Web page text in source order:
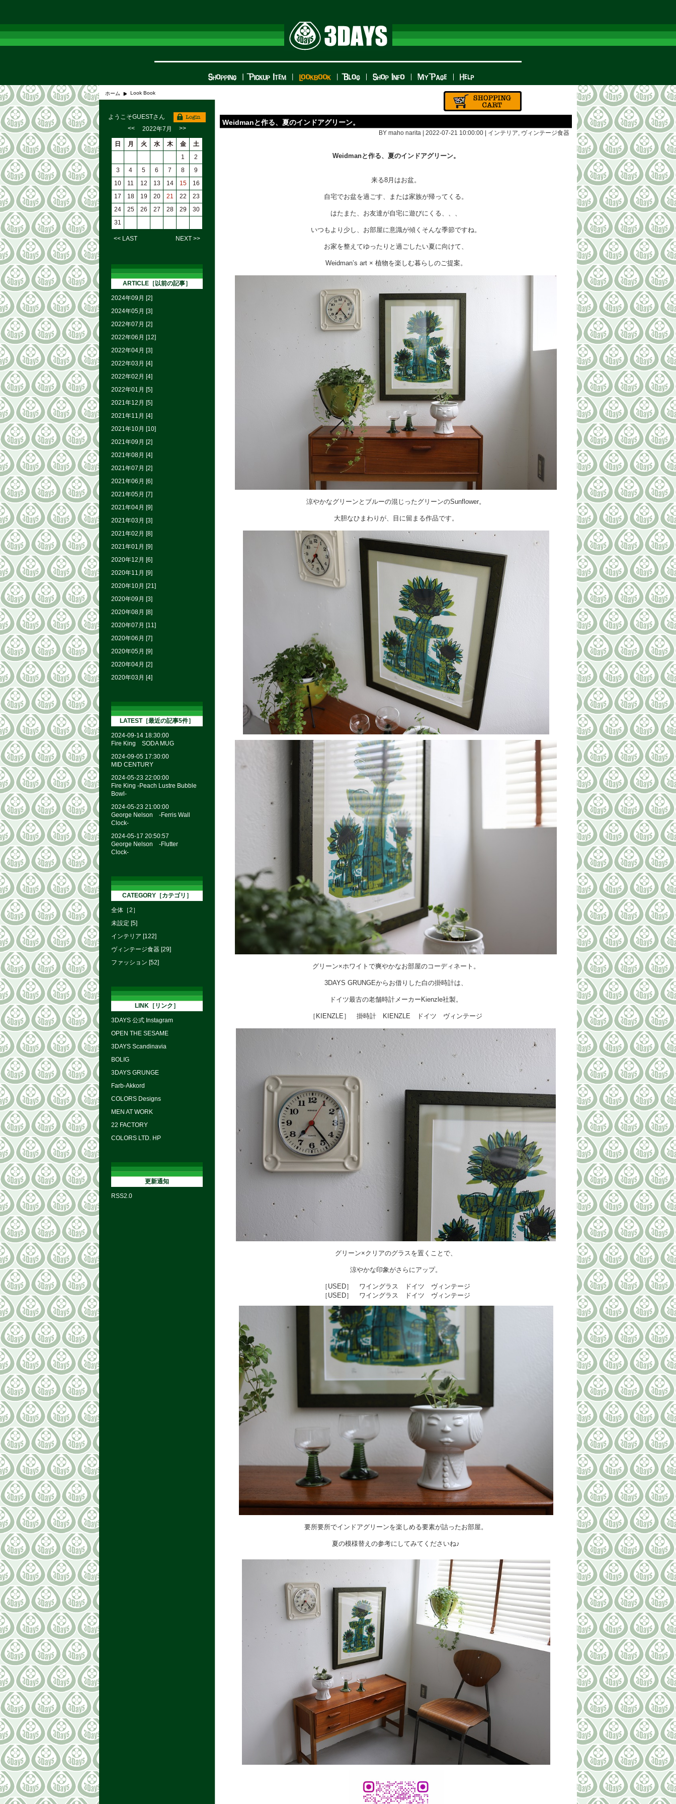
ホーム Look Book
Weidmanと作る、夏のインドアグリーン。
BY maho narita | 2022-07-21 10:00:00 | インテリア, ヴィンテージ食器
Weidmanと作る、夏のインドアグリーン。
来る8月はお盆。
自宅でお盆を過ごす、または家族が帰ってくる。
はたまた、お友達が自宅に遊びにくる、、、
いつもより少し、お部屋に意識が傾くそんな季節ですね。
お家を整えてゆったりと過ごしたい夏に向けて、
Weidman’s art × 植物を楽しむ暮らしのご提案。
涼やかなグリーンとブルーの混じったグリーンのSunflower。
大胆なひまわりが、目に留まる作品です。
グリーン×ホワイトで爽やかなお部屋のコーディネート。
3DAYS GRUNGEからお借りした白の掛時計は、
ドイツ最古の老舗時計メーカーKienzle社製。
［KIENZLE］ 掛時計 KIENZLE ドイツ ヴィンテージ
グリーン×クリアのグラスを置くことで、
涼やかな印象がさらにアップ。
［USED］ ワイングラス ドイツ ヴィンテージ
［USED］ ワイングラス ドイツ ヴィンテージ
要所要所でインドアグリーンを楽しめる要素が詰ったお部屋。
夏の模様替えの参考にしてみてくださいね♪
ようこそGUESTさん
<<
2022年7月 >>
日 月 火 水 木 金
土
1
2
3
4 5 6 7 8
9
10
11 12 13 14 15
16
17
18 19 20 21 22
23
24
25 26 27 28 29
30
31
<< LAST NEXT >>
ARTICLE［以前の記事］
2024年09月 [2]
2024年05月 [3]
2022年07月 [2]
2022年06月 [12]
2022年04月 [3]
2022年03月 [4]
2022年02月 [4]
2022年01月 [5]
2021年12月 [5]
2021年11月 [4]
2021年10月 [10]
2021年09月 [2]
2021年08月 [4]
2021年07月 [2]
2021年06月 [6]
2021年05月 [7]
2021年04月 [9]
2021年03月 [3]
2021年02月 [8]
2021年01月 [9]
2020年12月 [6]
2020年11月 [9]
2020年10月 [21]
2020年09月 [3]
2020年08月 [8]
2020年07月 [11]
2020年06月 [7]
2020年05月 [9]
2020年04月 [2]
2020年03月 [4]
LATEST［最近の記事5件］
2024-09-14 18:30:00
Fire King SODA MUG
2024-09-05 17:30:00
MID CENTURY
2024-05-23 22:00:00
Fire King -Peach Lustre Bubble
Bowl-
2024-05-23 21:00:00
George Nelson -Ferris Wall
Clock-
2024-05-17 20:50:57
George Nelson -Flutter
Clock-
CATEGORY［カテゴリ］
全体［2］
未設定 [5]
インテリア [122]
ヴィンテージ食器 [29]
ファッション [52]
LINK［リンク］
3DAYS 公式 Instagram
OPEN THE SESAME
3DAYS Scandinavia
BOLIG
3DAYS GRUNGE
Farb-Akkord
COLORS Designs
MEN AT WORK
22 FACTORY
COLORS LTD. HP
更新通知
RSS2.0